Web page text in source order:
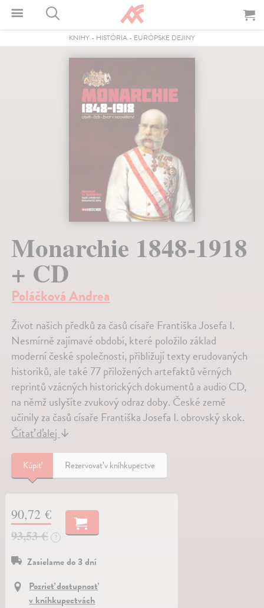
KNIHY - HISTÓRIA - EURÓPSKE DEJINY
Monarchie 1848-1918
+ CD
Poláčková Andrea
Život našich předků za časů císaře Františka Josefa I.
Nesmírně zajímavé období, které položilo základ
moderní české společnosti, přibližují texty erudovaných
historiků, ale také 77 přiložených artefaktů věrných
reprintů vzácných historických dokumentů a audio CD,
na němž uslyšíte zvukový odraz doby. České země
učinily za časů císaře Františka Josefa I. obrovský skok.
Čítať ďalej ↓
Kúpiť Rezervovať v kníhkupectve
90,72 €
93,53 €
?
Zasielame do 3 dní
Pozrieť dostupnosť
v kníhkupectvách